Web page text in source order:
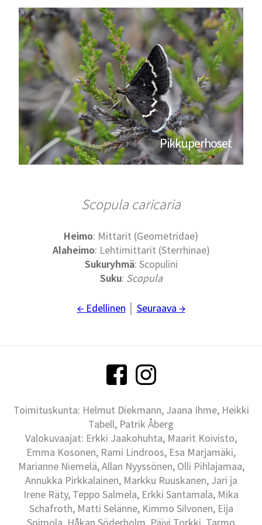
Pikkuperhoset
Scopula caricaria
Heimo: Mittarit (Geometridae)
Alaheimo: Lehtimittarit (Sterrhinae)
Sukuryhmä: Scopulini
Suku: Scopula
← Edellinen Seuraava →
Toimituskunta: Helmut Diekmann, Jaana Ihme, Heikki
Tabell, Patrik Åberg
Valokuvaajat: Erkki Jaakohuhta, Maarit Koivisto,
Emma Kosonen, Rami Lindroos, Esa Marjamäki,
Marianne Niemelä, Allan Nyyssönen, Olli Pihlajamaa,
Annukka Pirkkalainen, Markku Ruuskanen, Jari ja
Irene Räty, Teppo Salmela, Erkki Santamala, Mika
Schafroth, Matti Selänne, Kimmo Silvonen, Eija